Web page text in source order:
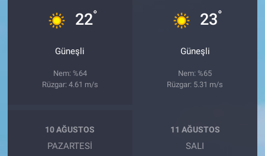
22°
Güneşli
Nem: %64
Rüzgar: 4.61 m/s
23°
Güneşli
Nem: %65
Rüzgar: 5.31 m/s
10 AĞUSTOS
PAZARTESI
11 AĞUSTOS
SALI